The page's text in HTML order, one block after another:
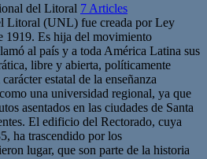
del Litoral 7 Articles
Litoral (UNL) fue creada por Ley
1919. Es hija del movimiento
al país y a toda América Latina sus
libre y abierta, políticamente
estatal de la enseñanza
una universidad regional, ya que
asentados en las ciudades de Santa
El edificio del Rectorado, cuya
ha trascendido por los
lugar, que son parte de la historia